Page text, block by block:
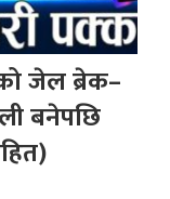
जेल ब्रेक–
बनेपछि